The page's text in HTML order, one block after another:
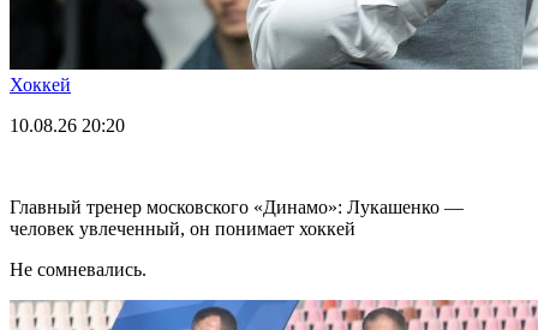
Хоккей
10.08.26 20:20
Главный тренер московского «Динамо»: Лукашенко —
человек увлеченный, он понимает хоккей
Не сомневались.